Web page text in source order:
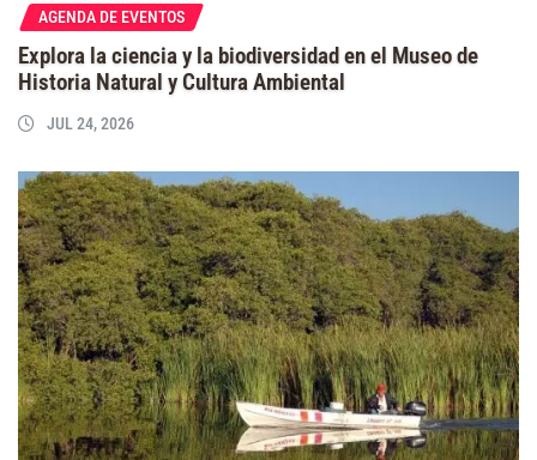
AGENDA DE EVENTOS
Explora la ciencia y la biodiversidad en el Museo de
Historia Natural y Cultura Ambiental
JUL 24, 2026